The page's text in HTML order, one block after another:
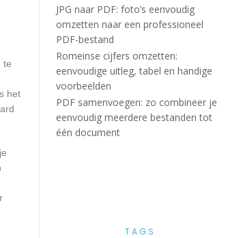
te
het
JPG naar PDF: foto’s eenvoudig
omzetten naar een professioneel
PDF-bestand
Romeinse cijfers omzetten:
eenvoudige uitleg, tabel en handige
voorbeelden
PDF samenvoegen: zo combineer je
eenvoudig meerdere bestanden tot
één document
TAGS